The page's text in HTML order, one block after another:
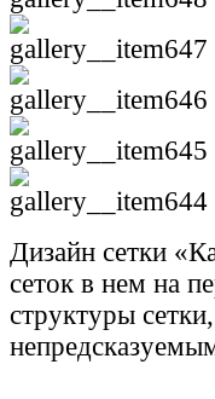
Дизайн сетки
сеток в нем на
структуры